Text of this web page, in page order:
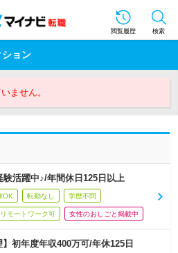
閲覧履歴 検索
ョン
ません。
活躍中♪/年間休日125日以上
OK 転勤なし 学歴不問
リモートワーク可 女性のおしごと掲載中
初年度年収400万可/年休125日